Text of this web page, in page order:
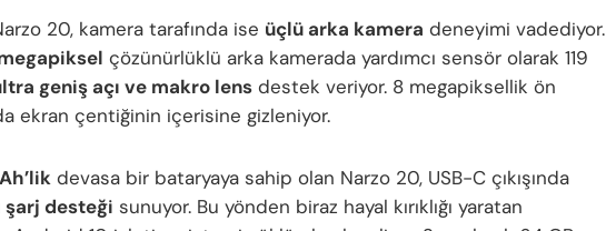
20, kamera tarafında ise üçlü arka kamera deneyimi vadediyor.
çözünürlüklü arka kamerada yardımcı sensör olarak 119
geniş açı ve makro lens destek veriyor. 8 megapiksellik ön
ekran çentiğinin içerisine gizleniyor.
devasa bir bataryaya sahip olan Narzo 20, USB-C çıkışında
şarj desteği sunuyor. Bu yönden biraz hayal kırıklığı yaratan